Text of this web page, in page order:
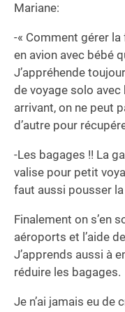
Mariane:
-« Comment gérer
en avion avec bébé
J’appréhende
de voyage solo
arrivant, on ne peut
d’autre pour
-Les bagages !! La
valise pour petit
faut aussi pousser
Finalement on s’en
aéroports et l’aide
J’apprends aussi à
réduire les bagages.
Je n’ai jamais eu de